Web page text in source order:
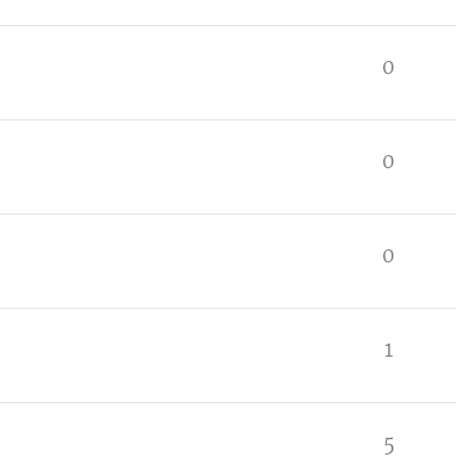
0
0
0
1
5